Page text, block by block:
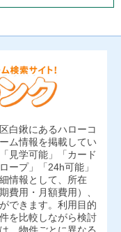
白鍬にあるハローコ
ム情報を掲載してい
見学可能」「カード
ープ」「24h可能」
情報として、所在
費用・月額費用）、
できます。利用目的
を比較しながら検討